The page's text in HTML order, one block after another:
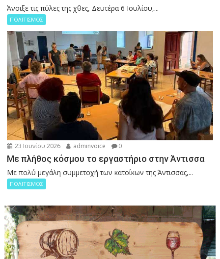
Άνοιξε τις πύλες της χθες, Δευτέρα 6 Ιουλίου,...
ΠΟΛΙΤΙΣΜΟΣ
23 Ιουνίου 2026 adminvoice 0
Με πλήθος κόσμου το εργαστήριο στην Άντισσα
Με πολύ μεγάλη συμμετοχή των κατοίκων της Άντισσας,...
ΠΟΛΙΤΙΣΜΟΣ